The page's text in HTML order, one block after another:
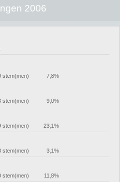
2006
stem(men) 7,8%
stem(men) 9,0%
stem(men) 23,1%
stem(men) 3,1%
stem(men) 11,8%